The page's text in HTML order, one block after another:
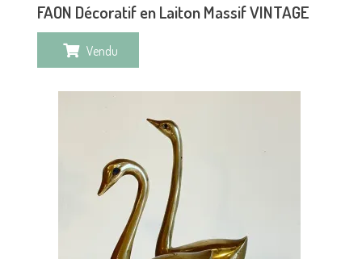
FAON Décoratif en Laiton Massif VINTAGE
Vendu